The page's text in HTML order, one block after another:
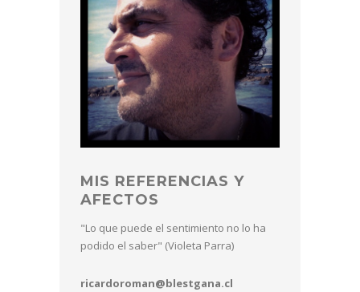
MIS REFERENCIAS Y
AFECTOS
"Lo que puede el sentimiento no lo ha
podido el saber" (Violeta Parra)
ricardoroman@blestgana.cl